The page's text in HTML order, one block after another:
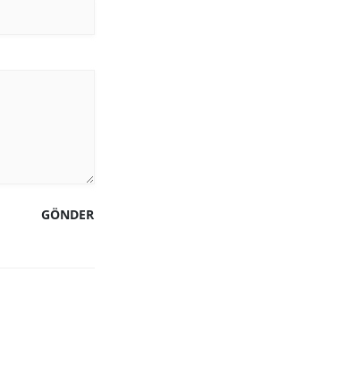
GÖNDER